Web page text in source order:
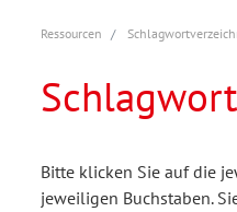
Ressourcen
Bitte klicken Sie auf die
jeweiligen Buchstaben.